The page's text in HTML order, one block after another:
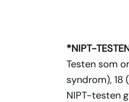
*NIPT-
Testen som
syndrom), 18
NIPT-testen